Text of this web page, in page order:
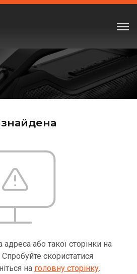
або такої сторінки на
Спробуйте скористатися
на головну сторінку.